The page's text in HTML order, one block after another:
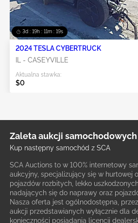
3d : 19h : 11m : 19s
2024 TESLA CYBERTRUCK
IL - CASEYVILLE
Aktualna stawka:
$0
Zaleta aukcji samochodowych
Kup następny samochód z SCA
SCA Auctions to w 100% internetowy
aukcyjny, specjalizujący się w hurtowej
pojazdów rozbitych, lekko
nadających się do naprawy oraz
Nasza oferta jest ogólnodostępna,
aukcji przedstawianych wyłącznie dla
konieczności posiadania licencji